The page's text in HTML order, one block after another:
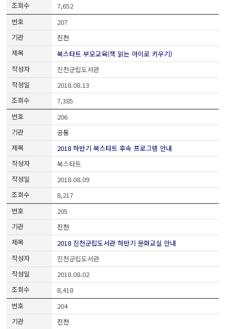
7,652
207
진천
북스타트 부모교육(책 읽는 아이로 키우기)
진천군립도서관
2018.08.13
7,385
206
공통
2018 하반기 북스타트 후속 프로그램 안내
북스타트
2018.08.09
8,217
205
진천
2018 진천군립도서관 하반기 문화교실 안내
진천군립도서관
2018.08.02
8,418
204
진천